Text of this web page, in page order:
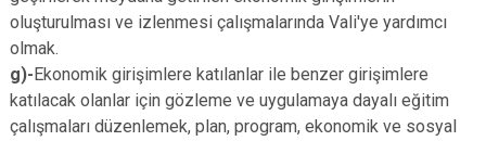
oluşturulması ve izlenmesi çalışmalarında Vali'ye yardımcı
olmak.
g)-Ekonomik girişimlere katılanlar ile benzer girişimlere
katılacak olanlar için gözleme ve uygulamaya dayalı eğitim
çalışmaları düzenlemek, plan, program, ekonomik ve sosyal